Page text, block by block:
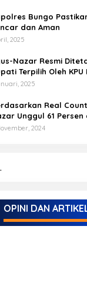
Bungo
dan Aman
2025
Nazar Resmi
Terpilih Oleh
2025
Real
Unggul 61
39 Persen
2024
OPINI DAN
di Desa Suka
BUNGO, DAERAH,
PENDIDIKAN,